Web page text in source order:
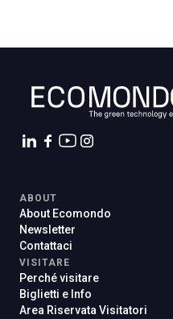
ABOUT
About Ecomondo
Newsletter
Contattaci
VISITARE
Perché visitare
Biglietti e Info
Area Riservata Visitatori